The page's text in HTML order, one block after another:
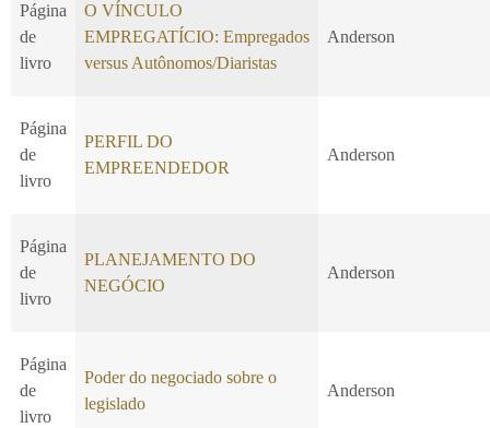
Página
de
livro
O VÍNCULO
EMPREGATÍCIO: Empregados
versus Autônomos/Diaristas
Anderson
Página
de
livro
PERFIL DO
EMPREENDEDOR
Anderson
Página
de
livro
PLANEJAMENTO DO
NEGÓCIO
Anderson
Página
de
livro
Poder do negociado sobre o
legislado
Anderson